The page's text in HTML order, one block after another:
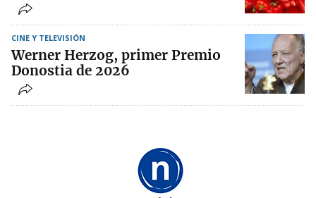
CINE Y TELEVISIÓN
Werner Herzog, primer Premio
Donostia de 2026